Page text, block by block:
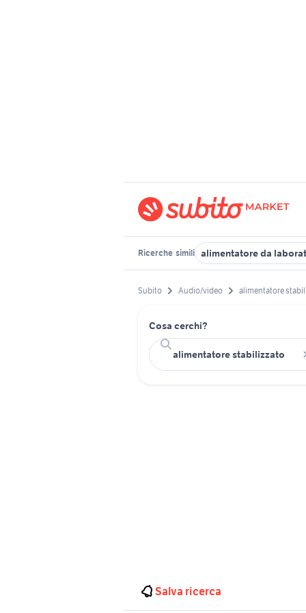
Ricerche simili alimentatore da
Subito Audio/video alimentatore
Cosa cerchi?
Salva ricerca